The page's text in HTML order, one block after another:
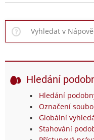
Hledání
Hledání
Označení
Globální
Stahování